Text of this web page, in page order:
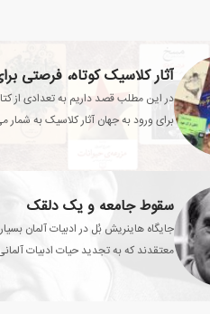
آثار کلاسیک کوتاه، فرصتی
در این مطلب قصد داریم به تعدادی از
برای ورود به جهان آثار کلاسیک به شمار
سقوط جامعه و یک دلقک
جایگاه هاینریش بُل در ادبیات آلمان
معتقدند که به تجدید حیات ادبیات